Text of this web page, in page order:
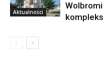
Aktualności